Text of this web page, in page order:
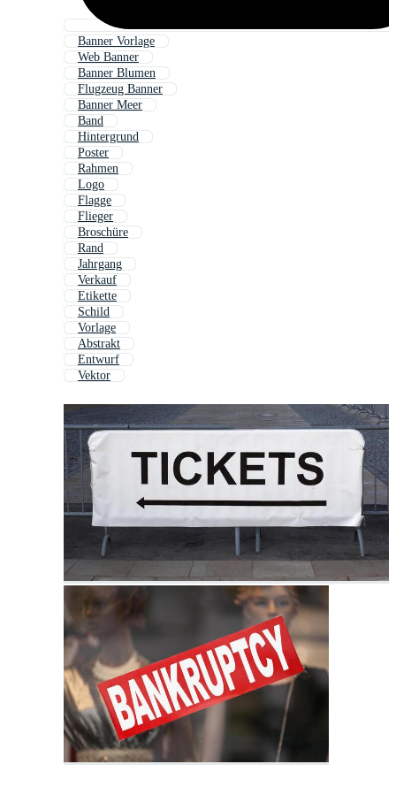
Banner Vorlage
Web Banner
Banner Blumen
Flugzeug Banner
Banner Meer
Band
Hintergrund
Poster
Rahmen
Logo
Flagge
Flieger
Broschüre
Rand
Jahrgang
Verkauf
Etikette
Schild
Vorlage
Abstrakt
Entwurf
Vektor